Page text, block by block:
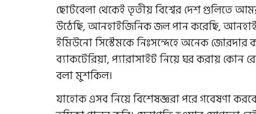
ছোটবেলা থেকেই তৃতীয় বিশ্বের দেশ গুলিতে
উঠেছি, আনহাইজিনিক জল পান করেছি,
ইমিউনো সিস্টেমকে নিঃসন্দেহে অনেক জোরদার
ব্যাকটেরিয়া, প্যারাসাইট নিয়ে ঘর করায় কোন
বলা মুশকিল।
যাহোক এসব নিয়ে বিশেষজ্ঞরা পরে গবেষণা